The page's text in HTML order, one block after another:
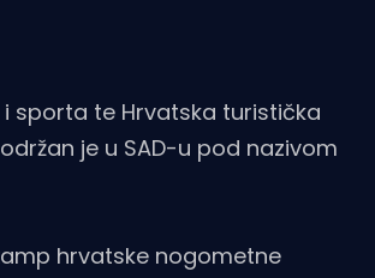
sporta te Hrvatska turistička
je u SAD-u pod nazivom
hrvatske nogometne